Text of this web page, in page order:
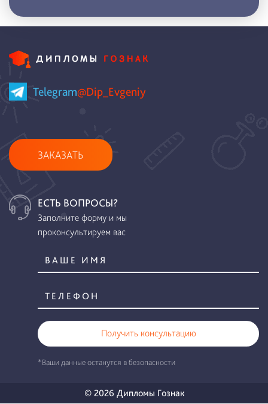
Telegram@Dip_Evgeniy
ЗАКАЗАТЬ
ЕСТЬ ВОПРОСЫ?
Заполните форму и мы
проконсультируем вас
Получить консультацию
*Ваши данные останутся в безопасности
© 2026 Дипломы Гознак